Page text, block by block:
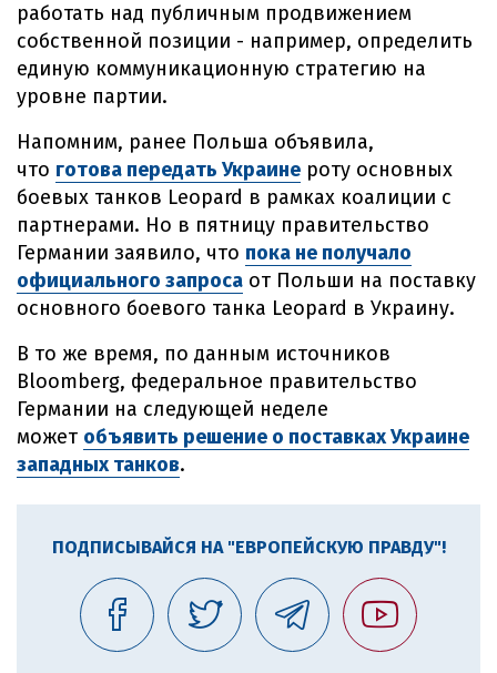
работать над публичным продвижением
собственной позиции - например, определить
единую коммуникационную стратегию на
уровне партии.
Напомним, ранее Польша объявила,
что готова передать Украине роту основных
боевых танков Leopard в рамках коалиции с
партнерами. Но в пятницу правительство
Германии заявило, что пока не получало
официального запроса от Польши на поставку
основного боевого танка Leopard в Украину.
В то же время, по данным источников
Bloomberg, федеральное правительство
Германии на следующей неделе
может объявить решение о поставках Украине
западных танков.
ПОДПИСЫВАЙСЯ НА "ЕВРОПЕЙСКУЮ ПРАВДУ"!